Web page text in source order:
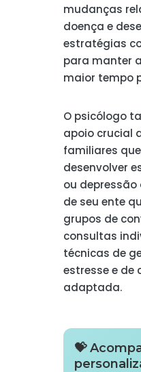
mudanças
doença e
estratégias
para manter
maior tempo
O psicólogo
apoio crucial
familiares
desenvolver
ou
de seu ente
grupos de
consultas
técnicas de
estresse e de
adaptada.
💝